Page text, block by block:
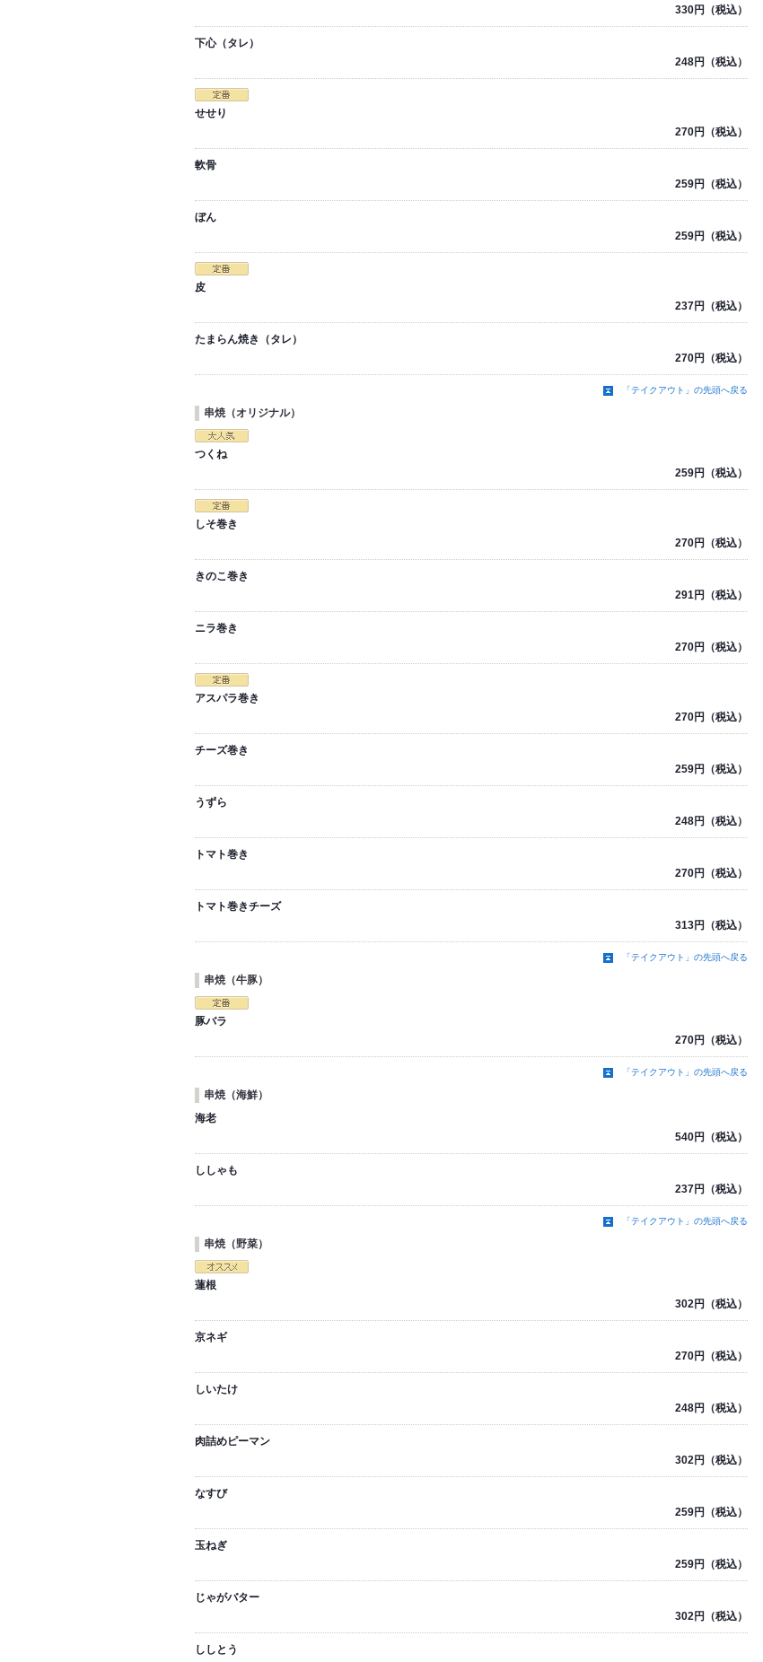
330円（税込）
下心（タレ）
248円（税込）
せせり
270円（税込）
軟骨
259円（税込）
ぼん
259円（税込）
皮
237円（税込）
たまらん焼き（タレ）
270円（税込）
「テイクアウト」の先頭へ戻る
串焼（オリジナル）
つくね
259円（税込）
しそ巻き
270円（税込）
きのこ巻き
291円（税込）
ニラ巻き
270円（税込）
アスパラ巻き
270円（税込）
チーズ巻き
259円（税込）
うずら
248円（税込）
トマト巻き
270円（税込）
トマト巻きチーズ
313円（税込）
「テイクアウト」の先頭へ戻る
串焼（牛豚）
豚バラ
270円（税込）
「テイクアウト」の先頭へ戻る
串焼（海鮮）
海老
540円（税込）
ししゃも
237円（税込）
「テイクアウト」の先頭へ戻る
串焼（野菜）
蓮根
302円（税込）
京ネギ
270円（税込）
しいたけ
248円（税込）
肉詰めピーマン
302円（税込）
なすび
259円（税込）
玉ねぎ
259円（税込）
じゃがバター
302円（税込）
ししとう